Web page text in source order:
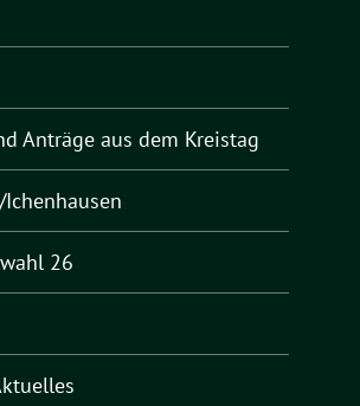
Anträge aus dem Kreistag
26